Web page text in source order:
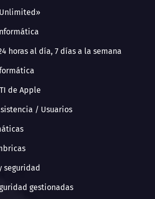
horas al día, 7 días a la semana
de Apple
/ Usuarios
seguridad
gestionadas